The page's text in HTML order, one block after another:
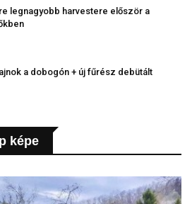
legnagyobb harvestere először a
a dobogón + új fűrész debütált
képe